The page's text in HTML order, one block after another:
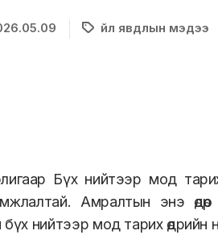
Үйл явдлын мэдээ
Бүх нийтээр мод
Амралтын энэ
нийтээр мод тарих өдрийн